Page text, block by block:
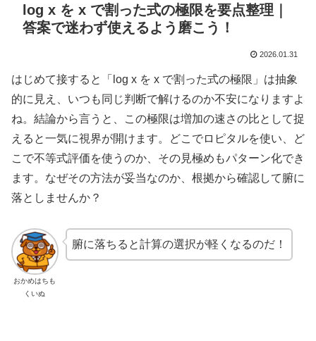
log x を x で割った式の極限を要点整理｜
答案で迷わず使えるよう磨こう！
2026.01.31
はじめて接すると「log x を x で割った式の極限」は抽象
的に見え、いつも同じ判断で解けるのか不安になりますよ
ね。結論から言うと、この極限は増加の速さの比として捉
えると一気に視界が開けます。どこでロピタルを使い、ど
こで不等式評価を使うのか、その見極めもパターン化でき
ます。なぜその方法が妥当なのか、根拠から確認して腑に
落としませんか？
おかめはちも
くいぬ
腑に落ちると計算の選択が軽くなるのだ！